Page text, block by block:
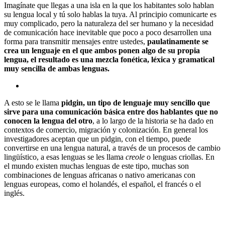
Imagínate que llegas a una isla en la que los habitantes solo hablan
su lengua local y tú solo hablas la tuya. Al principio comunicarte es
muy complicado, pero la naturaleza del ser humano y la necesidad
de comunicación hace inevitable que poco a poco desarrollen una
forma para transmitir mensajes entre ustedes, paulatinamente se
crea un lenguaje en el que ambos ponen algo de su propia
lengua, el resultado es una mezcla fonética, léxica y gramatical
muy sencilla de ambas lenguas.
A esto se le llama pidgin, un tipo de lenguaje muy sencillo que
sirve para una comunicación básica entre dos hablantes que no
conocen la lengua del otro, a lo largo de la historia se ha dado en
contextos de comercio, migración y colonización. En general los
investigadores aceptan que un pidgin, con el tiempo, puede
convertirse en una lengua natural, a través de un procesos de cambio
lingüístico, a esas lenguas se les llama creole o lenguas criollas. En
el mundo existen muchas lenguas de este tipo, muchas son
combinaciones de lenguas africanas o nativo americanas con
lenguas europeas, como el holandés, el español, el francés o el
inglés.